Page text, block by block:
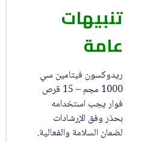
تنبيهات
عامة
ريدوكسون فيتامين سي
1000 مجم – 15 قرص
فوار يجب استخدامه
بحذر وفق الإرشادات
لضمان السلامة والفعالية.